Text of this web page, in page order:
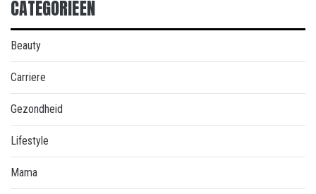
CATEGORIEËN
Beauty
Carriere
Gezondheid
Lifestyle
Mama